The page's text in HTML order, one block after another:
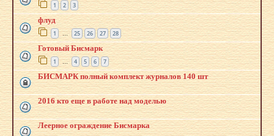
1 2 3
флуд
1 … 25 26 27 28
Готовый Бисмарк
1 … 4 5 6 7
БИСМАРК полный комплект журналов 140 шт
2016 кто еще в работе над моделью
Леерное ограждение Бисмарка